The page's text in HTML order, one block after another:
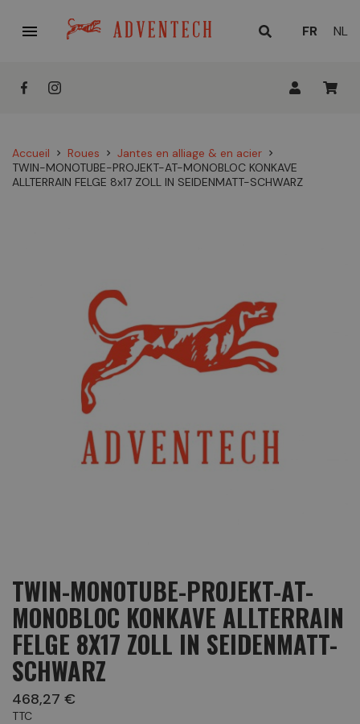

LANGUE
FR NL
Accueil chevron_right Roues chevron_right Jantes en alliage & en acier chevron_right
TWIN-MONOTUBE-PROJEKT-AT-MONOBLOC KONKAVE
ALLTERRAIN FELGE 8x17 ZOLL IN SEIDENMATT-SCHWARZ
TWIN-MONOTUBE-PROJEKT-AT-
MONOBLOC KONKAVE ALLTERRAIN
FELGE 8X17 ZOLL IN SEIDENMATT-
SCHWARZ
468,27 €
TTC